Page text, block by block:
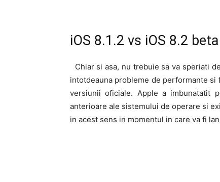
iOS 8.1.2 vs iOS 8.2
Chiar si asa, nu trebuie sa va speriati
intotdeauna probleme de performante
versiunii oficiale. Apple a imbunatatit
anterioare ale sistemului de operare si
in acest sens in momentul in care va fi